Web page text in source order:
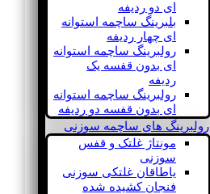
ای دو ردیفه
بلبرینگ ساچمه استوانه
ای چهار ردیفه
رولبرینگ ساچمه استوانه
ای بدون قفسه یک
ردیفه
رولبرینگ ساچمه استوانه
ای بدون قفسه دو ردیفه
رولبرینگ های ساچمه سوزنی
مونتاژ غلتک و قفس
سوزنی
یاطاقان غلتکی سوزنی
فنجان کشیده شده